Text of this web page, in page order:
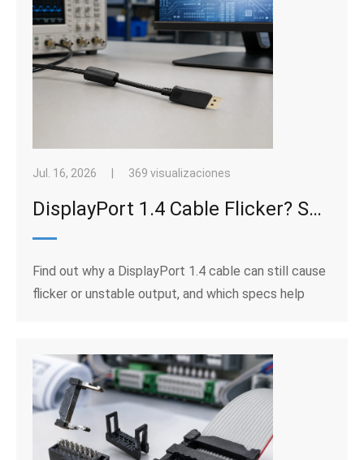
Jul. 16, 2026 369 visualizaciones
DisplayPort 1.4 Cable Flicker? Specs That Keep High-Resolution Screens Stable
Find out why a DisplayPort 1.4 cable can still cause
flicker or unstable output, and which specs help